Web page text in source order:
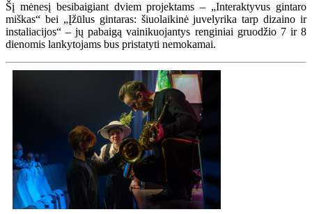
Šį mėnesį besibaigiant dviem projektams – „Interaktyvus gintaro
miškas“ bei „Įžūlus gintaras: šiuolaikinė juvelyrika tarp dizaino ir
instaliacijos“ – jų pabaigą vainikuojantys renginiai gruodžio 7 ir 8
dienomis lankytojams bus pristatyti nemokamai.